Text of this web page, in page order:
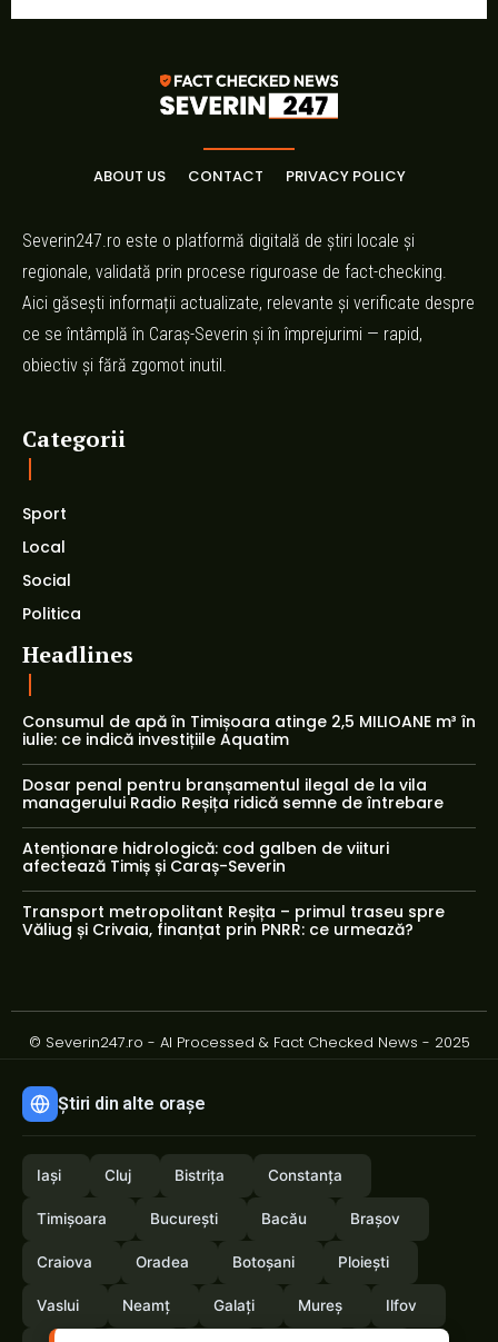
ABOUT US CONTACT PRIVACY POLICY
Severin247.ro este o platformă digitală de știri locale și
regionale, validată prin procese riguroase de fact-checking.
Aici găsești informații actualizate, relevante și verificate despre
ce se întâmplă în Caraș-Severin și în împrejurimi — rapid,
obiectiv și fără zgomot inutil.
Categorii
Sport
Local
Social
Politica
Headlines
Consumul de apă în Timișoara atinge 2,5 MILIOANE m³ în
iulie: ce indică investițiile Aquatim
Dosar penal pentru branșamentul ilegal de la vila
managerului Radio Reșița ridică semne de întrebare
Atenționare hidrologică: cod galben de viituri
afectează Timiș și Caraș-Severin
Transport metropolitant Reșița – primul traseu spre
Văliug și Crivaia, finanțat prin PNRR: ce urmează?
© Severin247.ro - AI Processed & Fact Checked News - 2025
Știri din alte orașe
Iași Cluj Bistrița Constanța
Timișoara București Bacău Brașov
Craiova Oradea Botoșani Ploiești
Vaslui Neamț Galați Mureș Ilfov